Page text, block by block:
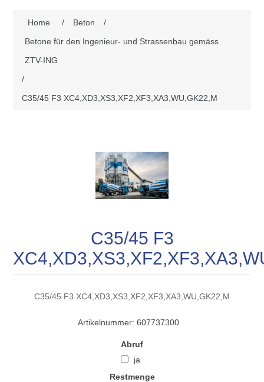
Home / Beton
/
Betone für den Ingenieur- und Strassenbau gemäss
ZTV-ING
/
C35/45 F3 XC4,XD3,XS3,XF2,XF3,XA3,WU,GK22,M
C35/45 F3
C35/45 F3 XC4,XD3,XS3,XF2,XF3,XA3,WU,GK22,M
Artikelnummer: 607737300
Abruf
ja
Restmenge